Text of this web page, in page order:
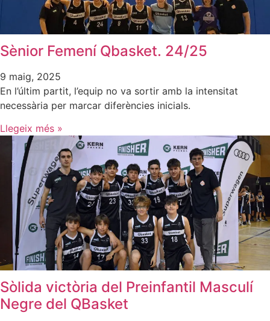
Sènior Femení Qbasket. 24/25
9 maig, 2025
En l’últim partit, l’equip no va sortir amb la intensitat
necessària per marcar diferències inicials.
Llegeix més »
Sòlida victòria del Preinfantil Masculí
Negre del QBasket